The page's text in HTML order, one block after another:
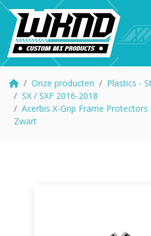
Onze producten Plastics -
SX / SXF 2016-2018
Acerbis X-Grip Frame Protectors
Zwart